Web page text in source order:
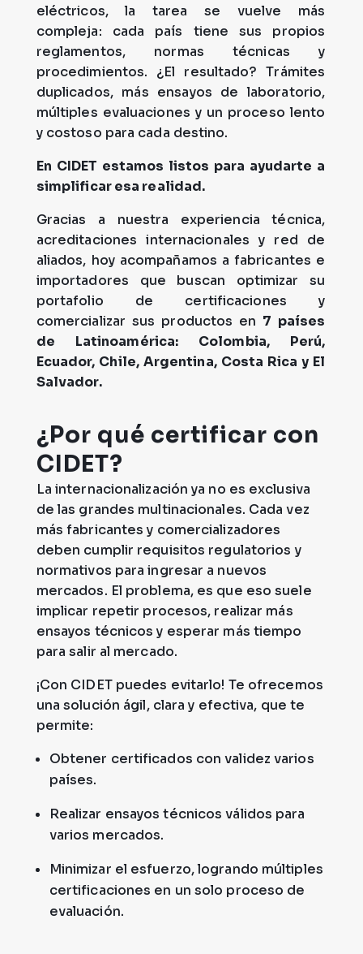
eléctricos, la tarea se vuelve más
compleja: cada país tiene sus propios
reglamentos, normas técnicas y
procedimientos. ¿El resultado? Trámites
duplicados, más ensayos de laboratorio,
múltiples evaluaciones y un proceso lento
y costoso para cada destino.
En CIDET estamos listos para ayudarte a
simplificar esa realidad.
Gracias a nuestra experiencia técnica,
acreditaciones internacionales y red de
aliados, hoy acompañamos a fabricantes e
importadores que buscan optimizar su
portafolio de certificaciones y
comercializar sus productos en 7 países
de Latinoamérica:
Colombia, Perú,
Ecuador, Chile, Argentina, Costa Rica y El
Salvador.
¿Por qué certificar con
CIDET?
La internacionalización ya no es exclusiva
de las grandes multinacionales. Cada vez
más fabricantes y comercializadores
deben cumplir requisitos regulatorios y
normativos para ingresar a nuevos
mercados. El problema, es que eso suele
implicar repetir procesos, realizar más
ensayos técnicos y esperar más tiempo
para salir al mercado.
¡Con CIDET puedes evitarlo! Te ofrecemos
una solución ágil, clara y efectiva, que te
permite:
Obtener certificados con validez varios
países.
Realizar ensayos técnicos válidos para
varios mercados.
Minimizar el esfuerzo, logrando múltiples
certificaciones en un solo proceso de
evaluación.